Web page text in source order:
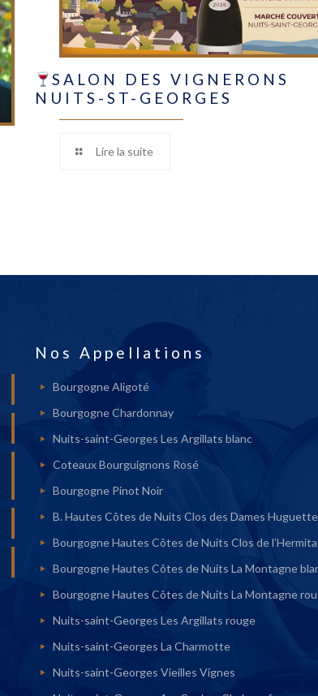
SALON DES VIGNERONS
NUITS-ST-GEORGES
Lire la suite
Nos Appellations
Bourgogne Aligoté
Bourgogne Chardonnay
Nuits-saint-Georges Les Argillats blanc
Coteaux Bourguignons Rosé
Bourgogne Pinot Noir
B. Hautes Côtes de Nuits Clos des Dames Huguette
Bourgogne Hautes Côtes de Nuits Clos de
Bourgogne Hautes Côtes de Nuits La Montagne
Bourgogne Hautes Côtes de Nuits La Montagne
Nuits-saint-Georges Les Argillats rouge
Nuits-saint-Georges La Charmotte
Nuits-saint-Georges Vieilles Vignes